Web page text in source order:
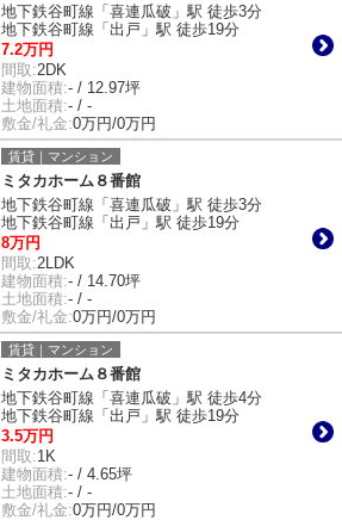
地下鉄谷町線「喜連瓜破」駅 徒歩3分
地下鉄谷町線「出戸」駅 徒歩19分
7.2万円
間取:2DK
建物面積:- / 12.97坪
土地面積:- / -
敷金/礼金:0万円/0万円
賃貸｜マンション
ミタカホーム８番館
地下鉄谷町線「喜連瓜破」駅 徒歩3分
地下鉄谷町線「出戸」駅 徒歩19分
8万円
間取:2LDK
建物面積:- / 14.70坪
土地面積:- / -
敷金/礼金:0万円/0万円
賃貸｜マンション
ミタカホーム８番館
地下鉄谷町線「喜連瓜破」駅 徒歩4分
地下鉄谷町線「出戸」駅 徒歩19分
3.5万円
間取:1K
建物面積:- / 4.65坪
土地面積:- / -
敷金/礼金:0万円/0万円